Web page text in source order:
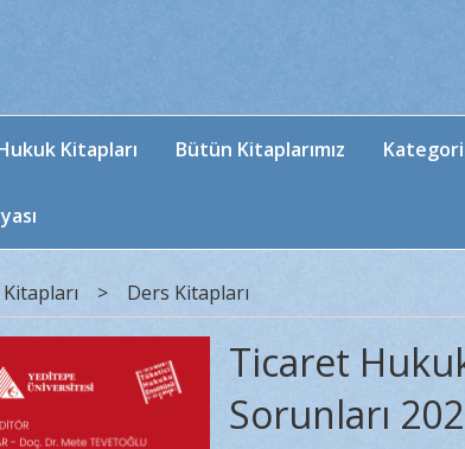
Kitapları Bütün Kitaplarımız
> Ders Kitapları
Ticaret
Sorunları